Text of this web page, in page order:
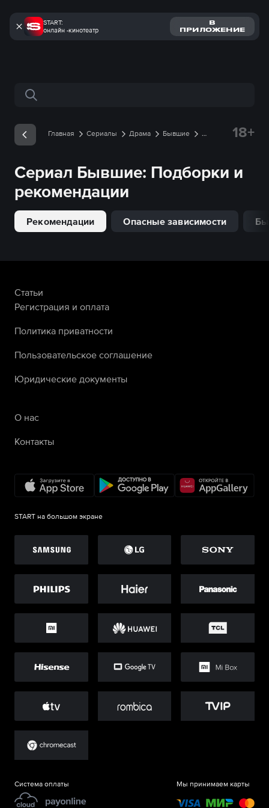
START:
онлайн -кинотеатр
В
ПРИЛОЖЕНИЕ
Поиск по сайту
Главная Сериалы Драма
Бывшие
18+
Сериал Бывшие: Подборки и
рекомендации
Рекомендации Опасные зависимости
Статьи
Регистрация и оплата
Политика приватности
Пользовательское соглашение
Юридические документы
О нас
Контакты
START на большом экране
Система оплаты Мы принимаем карты